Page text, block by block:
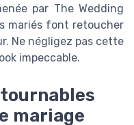
par The Wedding
mariés font retoucher
Ne négligez pas cette
impeccable.
mariage